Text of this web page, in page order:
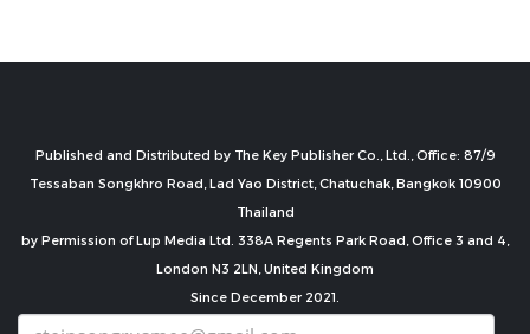
Published and Distributed by The Key Publisher Co., Ltd., Office: 87/9
Tessaban Songkhro Road, Lad Yao District, Chatuchak, Bangkok 10900
Thailand
by Permission of Lup Media Ltd. 338A Regents Park Road, Office 3 and 4,
London N3 2LN, United Kingdom
Since December 2021.